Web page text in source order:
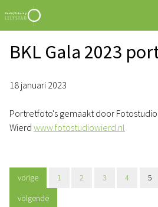
BKL Gala 2023
18 januari 2023
Portretfoto's gemaakt door Fotostudio
Wierd www.fotostudiowierd.nl
vorige 1 2 3 4 5
volgende